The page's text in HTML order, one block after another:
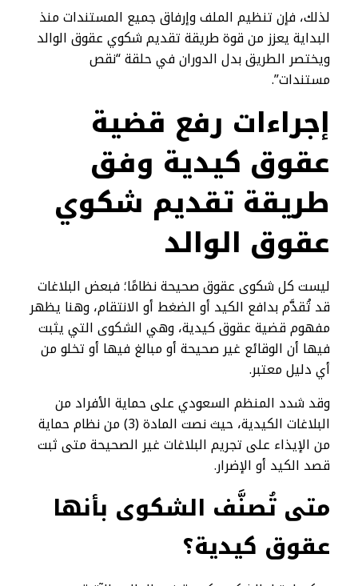
لذلك، فإن تنظيم الملف وإرفاق جميع المستندات منذ
البداية يعزز من قوة طريقة تقديم شكوي عقوق الوالد
ويختصر الطريق بدل الدوران في حلقة “نقص
مستندات”.
إجراءات رفع قضية
عقوق كيدية وفق
طريقة تقديم شكوي
عقوق الوالد
ليست كل شكوى عقوق صحيحة نظامًا؛ فبعض البلاغات
قد تُقدَّم بدافع الكيد أو الضغط أو الانتقام، وهنا يظهر
مفهوم قضية عقوق كيدية، وهي الشكوى التي يثبت
فيها أن الوقائع غير صحيحة أو مبالغ فيها أو تخلو من
أي دليل معتبر.
وقد شدد المنظم السعودي على حماية الأفراد من
البلاغات الكيدية، حيث نصت المادة (3) من نظام حماية
من الإيذاء على تجريم البلاغات غير الصحيحة متى ثبت
قصد الكيد أو الإضرار.
متى تُصنَّف الشكوى بأنها
عقوق كيدية؟